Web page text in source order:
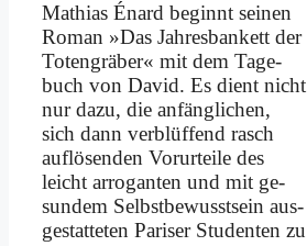
Ma­thi­as Énard be­ginnt sei­nen
Ro­man »Das Jah­res­ban­kett der
To­ten­grä­ber« mit dem Ta­ge­
buch von Da­vid. Es dient nicht
nur da­zu, die an­fäng­li­chen,
sich dann ver­blüf­fend rasch
auf­lö­sen­den Vor­ur­tei­le des
leicht ar­ro­gan­ten und mit ge­
sun­dem Selbst­be­wusst­sein aus­
ge­stat­te­ten Pa­ri­ser Stu­den­ten zu